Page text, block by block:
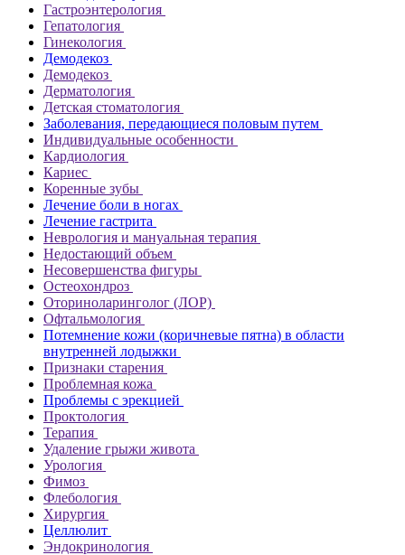
Гастроэнтерология
Гепатология
Гинекология
Демодекоз
Демодекоз
Дерматология
Детская стоматология
Заболевания, передающиеся половым путем
Индивидуальные особенности
Кардиология
Кариес
Коренные зубы
Лечение боли в ногах
Лечение гастрита
Неврология и мануальная терапия
Недостающий объем
Несовершенства фигуры
Остеохондроз
Оториноларинголог (ЛОР)
Офтальмология
Потемнение кожи (коричневые пятна) в области
внутренней лодыжки
Признаки старения
Проблемная кожа
Проблемы с эрекцией
Проктология
Терапия
Удаление грыжи живота
Урология
Фимоз
Флебология
Хирургия
Целлюлит
Эндокринология